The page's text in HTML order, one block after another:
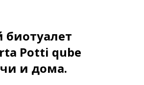
биотуалет
Potti qubе
и дома.